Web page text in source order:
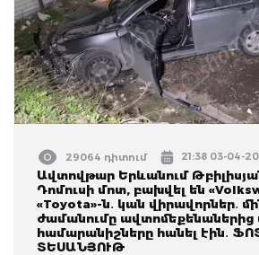
29064 դիտում 21:38 03-04-
Ավտովթար Երևանում
Դոմուսի մոտ, բախվել են
«Toyota»-ն․ կան վիրավորներ․
ժամանումը ավտոմեքենաներից
համարանիշները հանել էին․
ՏԵՍԱՆՅՈՒԹ